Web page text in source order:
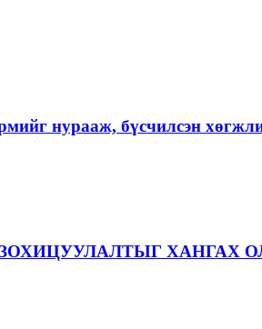
нурааж, бүсчилсэн
ХАНГАХ